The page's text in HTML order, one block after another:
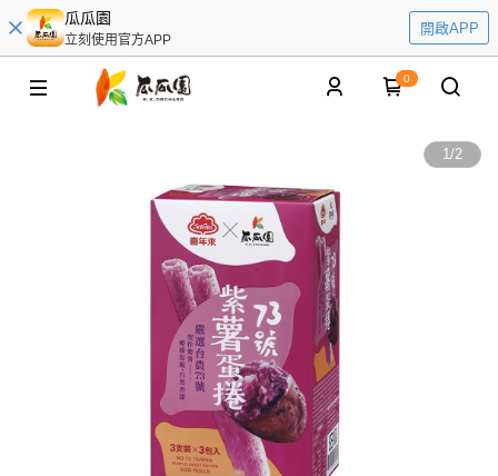
瓜瓜園
立刻使用官方APP
開啟APP
0
1/2